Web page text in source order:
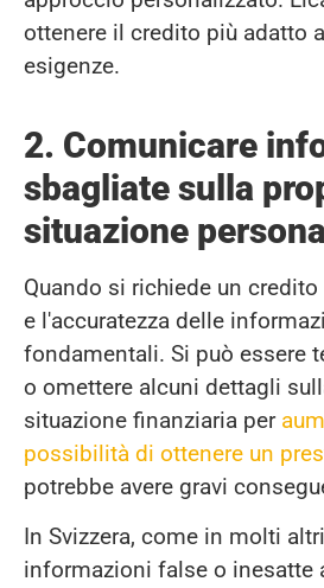
ottenere il credito più adatto
esigenze.
2. Comunicare
sbagliate sulla
situazione
Quando si richiede un
e l'accuratezza delle
fondamentali. Si può essere
o omettere alcuni dettagli
situazione finanziaria per
possibilità di ottenere un
potrebbe avere gravi
In Svizzera, come in molti
informazioni false o inesatte